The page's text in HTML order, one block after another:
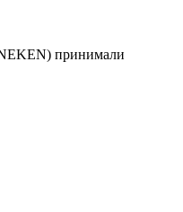
принимали